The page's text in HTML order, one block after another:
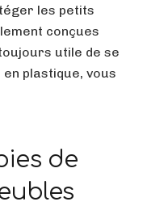
les petits
conçues
utile de se
plastique, vous
de